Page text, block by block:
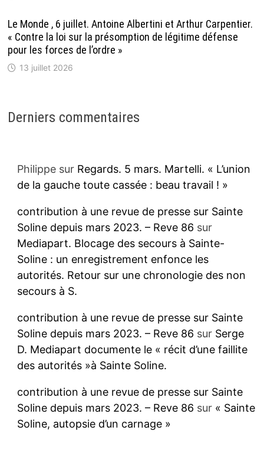
Le Monde , 6 juillet. Antoine Albertini et Arthur Carpentier.
« Contre la loi sur la présomption de légitime défense
pour les forces de l’ordre »
13 juillet 2026
Derniers commentaires
Philippesur Regards. 5 mars. Martelli. « L’union
de la gauche toute cassée : beau travail ! »
contribution à une revue de presse sur Sainte
Soline depuis mars 2023. – Reve 86 sur
Mediapart. Blocage des secours à Sainte-
Soline : un enregistrement enfonce les
autorités. Retour sur une chronologie des non
secours à S.
contribution à une revue de presse sur Sainte
Soline depuis mars 2023. – Reve 86 sur Serge
D. Mediapart documente le « récit d’une faillite
des autorités »à Sainte Soline.
contribution à une revue de presse sur Sainte
Soline depuis mars 2023. – Reve 86 sur « Sainte
Soline, autopsie d’un carnage »